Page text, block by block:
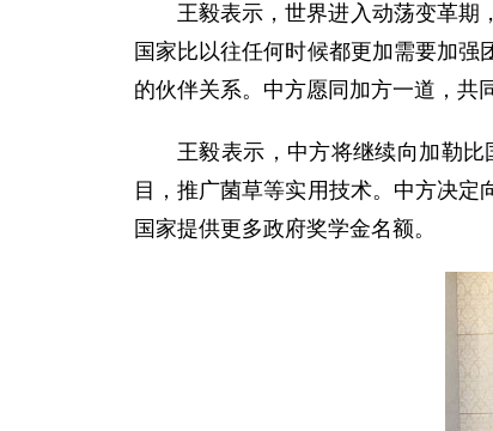
王毅表示，世界进入动荡变革期
国家比以往任何时候都更加需要加
的伙伴关系。中方愿同加方一道，共
王毅表示，中方将继续向加勒
目，推广菌草等实用技术。中方决
国家提供更多政府奖学金名额。